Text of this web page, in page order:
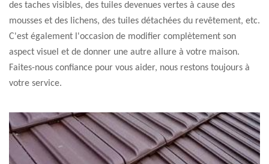
des taches visibles, des tuiles devenues vertes à cause des
mousses et des lichens, des tuiles détachées du revêtement, etc.
C'est également l'occasion de modifier complètement son
aspect visuel et de donner une autre allure à votre maison.
Faites-nous confiance pour vous aider, nous restons toujours à
votre service.